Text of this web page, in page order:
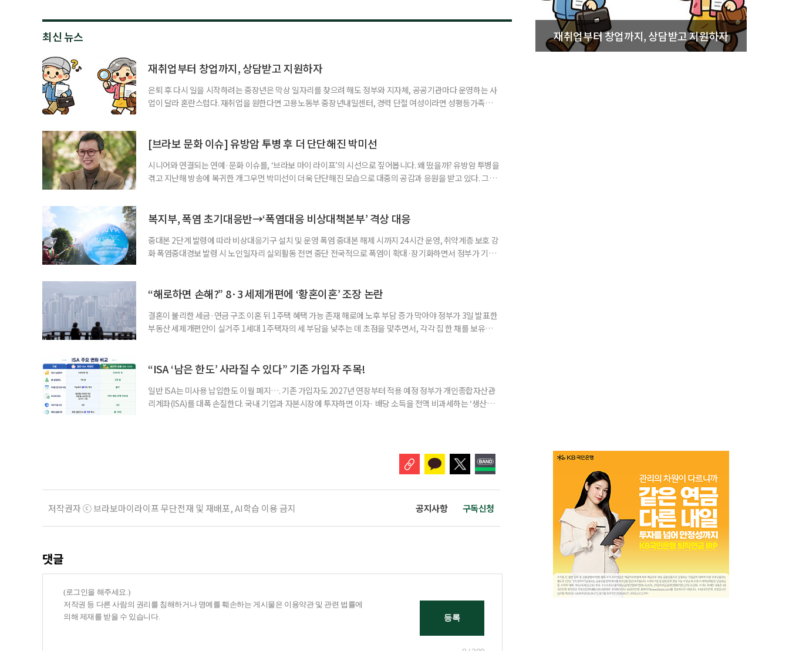
최신 뉴스
재취업부터 창업까지, 상담받고 지원하자
은퇴 후 다시 일을 시작하려는 중장년은 막상 일자리를 찾으려 해도 정부와 지자체, 공공기관마다 운영하는 사
업이 달라 혼란스럽다. 재취업을 원한다면 고용노동부 중장년내일센터, 경력 단절 여성이라면 성평등가족부
준비부터 구직 수당까지 고용노동부 국민취업지원제도 구직활동이 쉽지 않은 사람을 위한 제도다. 개인별 취
업 지원 계획을 세
[브라보 문화 이슈] 유방암 투병 후 더 단단해진 박미선
시니어와 연결되는 연예·문화 이슈를, ‘브라보 마이 라이프’의 시선으로 짚어봅니다. 왜 떴을까? 유방암 투병을
겪고 지난해 방송에 복귀한 개그우먼 박미선이 더욱 단단해진 모습으로 대중의 공감과 응원을 받고 있다. 그러
까. 오랜 방송 생활 뒤 전해진 투병 소식 박미선은 재치 있는 말솜씨와 공감 능력으로
복지부, 폭염 초기대응반→‘폭염대응 비상대책본부’ 격상 대응
중대본 2단계 발령에 따라 비상대응기구 설치 및 운영 폭염 중대본 해제 시까지 24시간 운영, 취약계층 보호 강
화 폭염중대경보 발령 시 노인일자리 실외활동 전면 중단 전국적으로 폭염이 확대·장기화하면서 정부가 기존
책본부(중대본) 2단계(심각)가 발령된 이후에도 폭염이 전국적으로 확대되고 장기화한 데 따른 것이다. 기존에
“해로하면 손해?” 8·3 세제개편에 ‘황혼이혼’ 조장 논란
결혼이 불리한 세금·연금 구조 이혼 뒤 1주택 혜택 가능 존재 해로에 노후 부담 증가 막아야 정부가 3일 발표한
부동산 세제개편안이 실거주 1세대 1주택자의 세 부담을 낮추는 데 초점을 맞추면서, 각각 집 한 채를 보유한
부가 각자 집 한 채씩을 보유하면 한 세대가 두 채를 가진 것으로 보지만, 실제 이혼해 주거와 생계를 분
“ISA ‘남은 한도’ 사라질 수 있다” 기존 가입자 주목!
일반 ISA는 미사용 납입한도 이월 폐지…. 기존 가입자도 2027년 연장부터 적용 예정 정부가 개인종합자산관
리계좌(ISA)를 대폭 손질한다. 국내 기업과 자본시장에 투자하면 이자· 배당 소득을 전액 비과세하는 ‘생산적
저작권자 ⓒ 브라보마이라이프 무단전재 및 재배포, AI학습 이용 금지 공지사항 구독신청
댓글
재취업부터 창업까지, 상담받고 지원하자